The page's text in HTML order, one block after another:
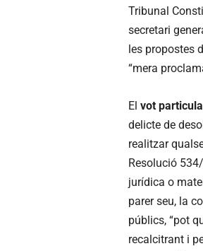
Tribunal
secretari
les propostes
“mera
El vot
delicte de
realitzar
Resolució
jurídica o
parer seu, la
públics, “pot
recalcitrant i